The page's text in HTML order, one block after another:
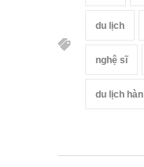
du lịch
nghệ sĩ
du lịch